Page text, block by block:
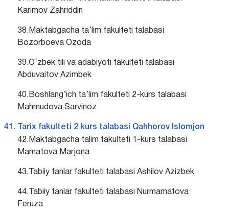
Karimov Zahriddin
38.Maktabgacha ta’lim fakulteti talabasi
Bozorboeva Ozoda
39.O‘zbek tili va adabiyoti fakulteti talabasi
Abduvaitov Azimbek
40.Boshlang‘ich ta’lim fakulteti 2-kurs talabasi
Mahmudova Sarvinoz
Tarix fakulteti 2 kurs talabasi Qahhorov Islomjon
42.Maktabgacha talim fakulteti 1-kurs talabasi
Mamatova Marjona
43.Tabiiy fanlar fakulteti talabasi Ashilov Azizbek
44.Tabiiy fanlar fakulteti talabasi Nurmamatova
Feruza